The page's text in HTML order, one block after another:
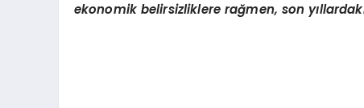
ekonomik belirsizliklere rağmen, son yıllardaki